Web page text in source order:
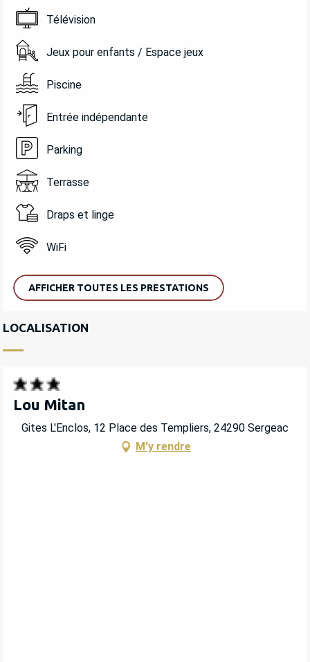
Télévision
Jeux pour enfants / Espace jeux
Piscine
Entrée indépendante
Parking
Terrasse
Draps et linge
WiFi
AFFICHER TOUTES LES PRESTATIONS
LOCALISATION
Lou Mitan
Gites L'Enclos, 12 Place des Templiers, 24290 Sergeac
M'y rendre